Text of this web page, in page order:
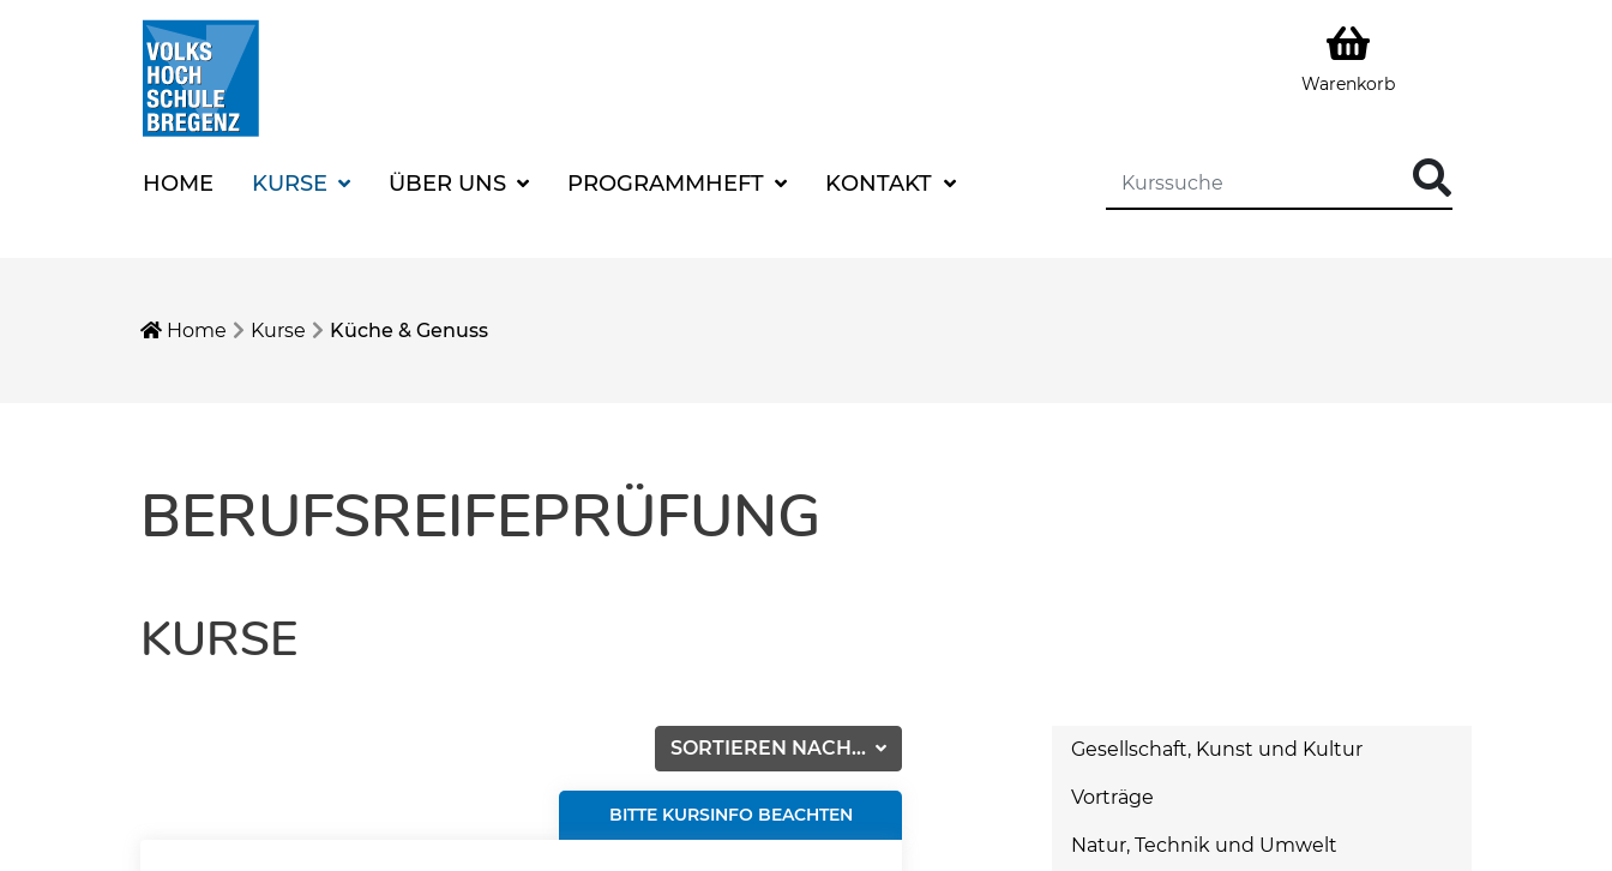
Warenkorb
HOME KURSE ÜBER UNS PROGRAMMHEFT KONTAKT
Home Kurse Küche & Genuss
BERUFSREIFEPRÜFUNG
KURSE
SORTIEREN NACH...
BITTE KURSINFO BEACHTEN
Gesellschaft, Kunst und Kultur
Vorträge
Natur, Technik und Umwelt